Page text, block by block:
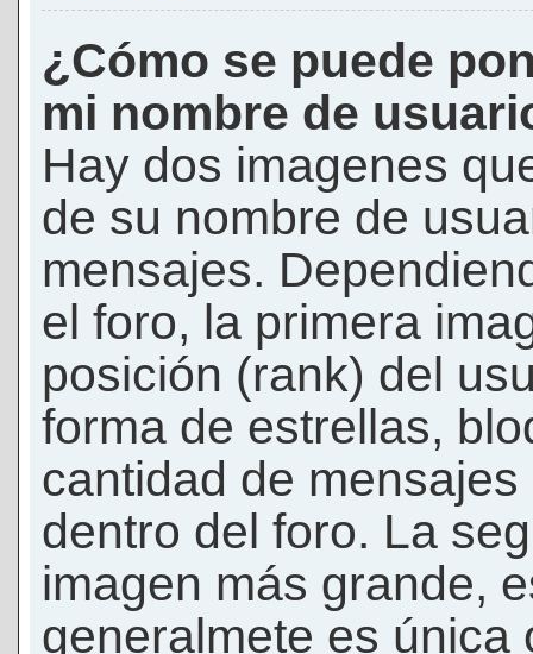
¿Cómo se puede
mi nombre de
Hay dos imagenes
de su nombre de
mensajes.
el foro, la primera
posición (rank) del
forma de estrellas,
cantidad de
dentro del foro. La
imagen más grande,
generalmete es única